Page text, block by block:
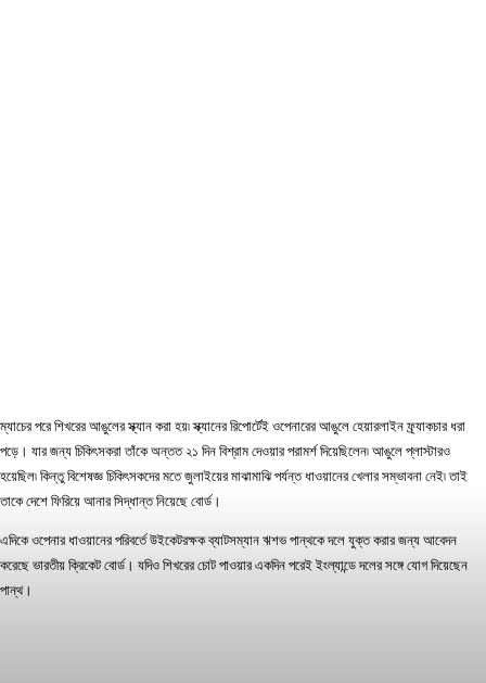
ম্যাচের পরে শিখরের আঙুলের স্ক্যান করা হয়৷ স্ক্যানের রিপোর্টেই ওপেনারের আঙুলে হেয়ারলাইন ফ্র্যাকচার ধরা
পড়ে। যার জন্য চিকিৎসকরা তাঁকে অন্তত ২১ দিন বিশ্রাম দেওয়ার পরামর্শ দিয়েছিলেন৷ আঙুলে প্লাস্টারও
হয়েছিল৷ কিন্তু বিশেষজ্ঞ চিকিৎসকদের মতে জুলাইয়ের মাঝামাঝি পর্যন্ত ধাওয়ানের খেলার সম্ভাবনা নেই৷ তাই
তাকে দেশে ফিরিয়ে আনার সিদ্ধান্ত নিয়েছে বোর্ড।
এদিকে ওপেনার ধাওয়ানের পরিবর্তে উইকেটরক্ষক ব্যাটসম্যান ঋশভ পান্থকে দলে যুক্ত করার জন্য আবেদন
করেছে ভারতীয় ক্রিকেট বোর্ড। যদিও শিখরের চোট পাওয়ার একদিন পরেই ইংল্যান্ডে দলের সঙ্গে যোগ দিয়েছেন
পান্থ।